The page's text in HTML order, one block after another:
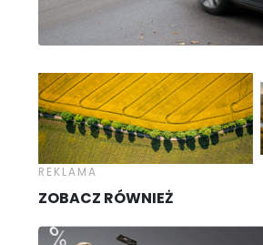
ZOBACZ RÓWNIEŻ